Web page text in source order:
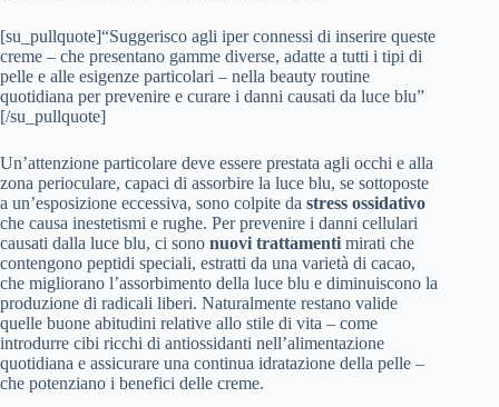
[su_pullquote]“Suggerisco agli iper connessi di inserire queste
creme – che presentano gamme diverse, adatte a tutti i tipi di
pelle e alle esigenze particolari – nella beauty routine
quotidiana per prevenire e curare i danni causati da luce blu”
[/su_pullquote]
Un’attenzione particolare deve essere prestata agli occhi e alla
zona perioculare, capaci di assorbire la luce blu, se sottoposte
a un’esposizione eccessiva, sono colpite da stress ossidativo
che causa inestetismi e rughe. Per prevenire i danni cellulari
causati dalla luce blu, ci sono nuovi trattamenti mirati che
contengono peptidi speciali, estratti da una varietà di cacao,
che migliorano l’assorbimento della luce blu e diminuiscono la
produzione di radicali liberi. Naturalmente restano valide
quelle buone abitudini relative allo stile di vita – come
introdurre cibi ricchi di antiossidanti nell’alimentazione
quotidiana e assicurare una continua idratazione della pelle –
che potenziano i benefici delle creme.